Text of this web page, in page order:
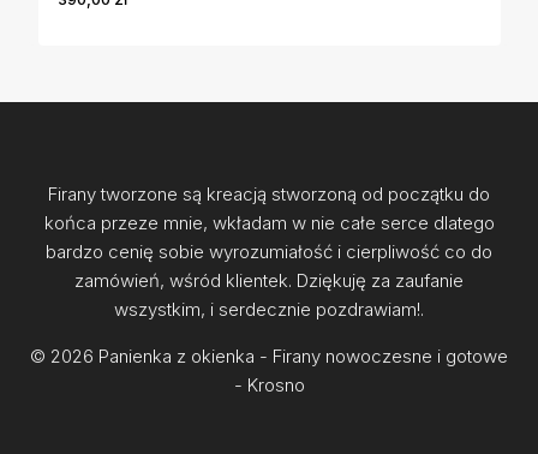
Firany tworzone są kreacją stworzoną od początku do
końca przeze mnie, wkładam w nie całe serce dlatego
bardzo cenię sobie wyrozumiałość i cierpliwość co do
zamówień, wśród klientek. Dziękuję za zaufanie
wszystkim, i serdecznie pozdrawiam!.
© 2026 Panienka z okienka - Firany nowoczesne i gotowe
- Krosno